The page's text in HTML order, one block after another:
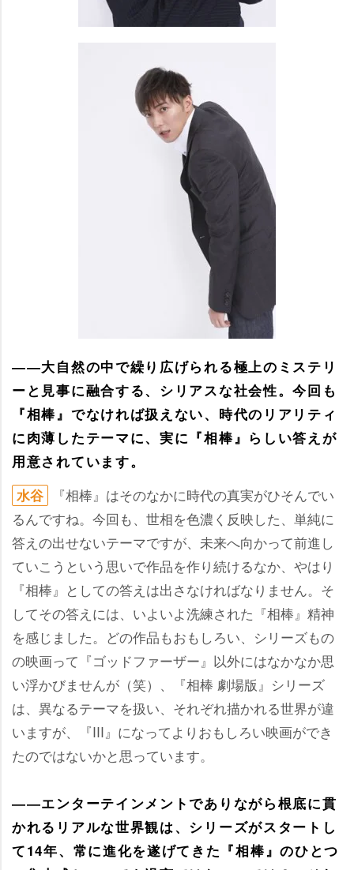
――大自然の中で繰り広げられる極上のミステリ
ーと見事に融合する、シリアスな社会性。今回も
『相棒』でなければ扱えない、時代のリアリティ
に肉薄したテーマに、実に『相棒』らしい答えが
用意されています。
水谷
『相棒』はそのなかに時代の真実がひそんでい
るんですね。今回も、世相を色濃く反映した、単純に
答えの出せないテーマですが、未来へ向かって前進し
ていこうという思いで作品を作り続けるなか、やはり
『相棒』としての答えは出さなければなりません。そ
してその答えには、いよいよ洗練された『相棒』精神
を感じました。どの作品もおもしろい、シリーズもの
の映画って『ゴッドファーザー』以外にはなかなか思
い浮かびませんが（笑）、『相棒 劇場版』シリーズ
は、異なるテーマを扱い、それぞれ描かれる世界が違
いますが、『III』になってよりおもしろい映画ができ
たのではないかと思っています。
――エンターテインメントでありながら根底に貫
かれるリアルな世界観は、シリーズがスタートし
て14年、常に進化を遂げてきた『相棒』のひとつ